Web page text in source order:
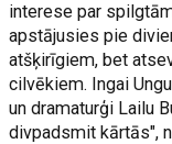
interese par
apstājusies pie
atšķirīgiem, bet
cilvēkiem. Ingai
un dramaturģi Lailu
divpadsmit kārtās",